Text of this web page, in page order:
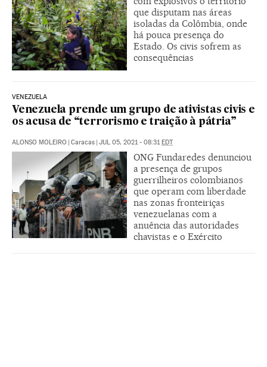
que disputam nas áreas
isoladas da Colômbia, onde
há pouca presença do
Estado. Os civis sofrem as
consequências
VENEZUELA
Venezuela prende um grupo de ativistas civis e
os acusa de “terrorismo e traição à pátria”
ALONSO MOLEIRO | Caracas | JUL 05, 2021 - 08:31EDT
ONG Fundaredes denunciou
a presença de grupos
guerrilheiros colombianos
que operam com liberdade
nas zonas fronteiriças
venezuelanas com a
anuência das autoridades
chavistas e o Exército